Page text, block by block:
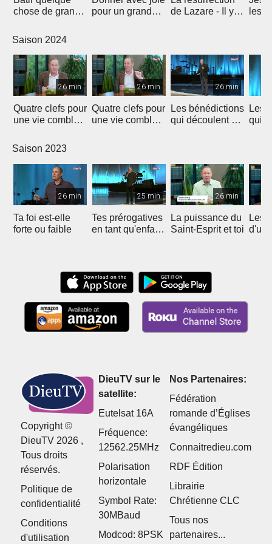
chose de grand -
don
pour un grand
de Lazare - Il y a
les
Saison 2024
26 min
Quatre clefs pour
une vie comblée
26 min
Quatre clefs pour
une vie comblée
26 min
Les bénédictions
qui découlent de
Les
qui
Saison 2023
26 min
Ta foi est-elle
forte ou faible
25 min
Tes prérogatives
en tant qu'enfant
26 min
La puissance du
Saint-Esprit et toi
Les
d'un
Copyright ©
DieuTV 2026 ,
Tous droits
réservés.
Politique de
confidentialité
Conditions
d'utilisation
DieuTV sur le
satellite:
Eutelsat 16A
Fréquence:
12562.25MHz
Polarisation
horizontale
Symbol Rate:
30MBaud
Modcod: 8PSK
Nos Partenaires:
Fédération
romande d’Églises
évangéliques
Connaitredieu.com
RDF Édition
Librairie
Chrétienne CLC
Tous nos
partenaires...